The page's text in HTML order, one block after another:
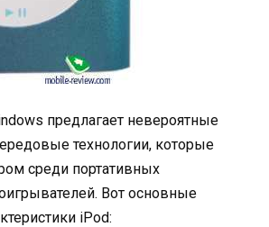
предлагает невероятные
технологии, которые
среди портативных
Вот основные
iPod: